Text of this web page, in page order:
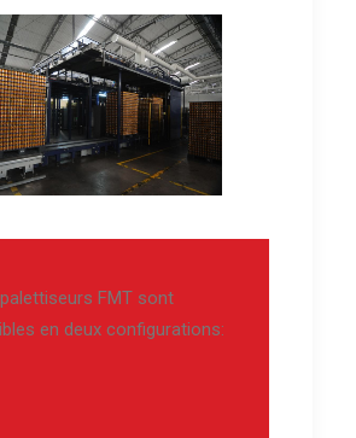
FMT sont
en deux configurations: